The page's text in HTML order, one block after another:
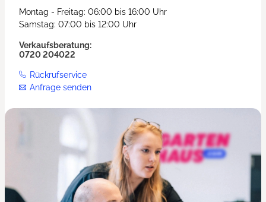
Montag - Freitag: 06:00 bis 16:00 Uhr
Samstag: 07:00 bis 12:00 Uhr
Verkaufsberatung:
0720 204022
Rückrufservice
Anfrage senden